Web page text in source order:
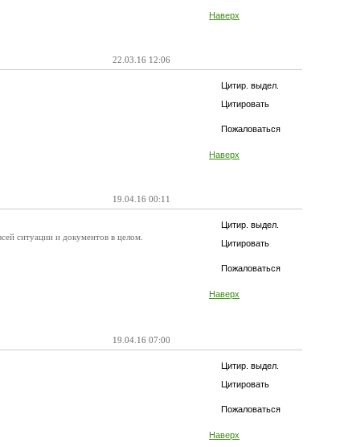
Наверх
22.03.16 12:06
Цитир. выдел.
Цитировать
Пожаловаться
Наверх
19.04.16 00:11
Цитир. выдел.
Цитировать
Пожаловаться
Наверх
ситуации и документов в целом.
19.04.16 07:00
Цитир. выдел.
Цитировать
Пожаловаться
Наверх